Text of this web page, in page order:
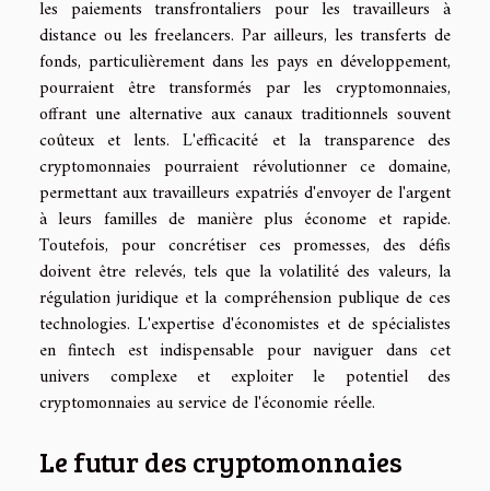
les paiements transfrontaliers pour les travailleurs à
distance ou les freelancers. Par ailleurs, les transferts de
fonds, particulièrement dans les pays en développement,
pourraient être transformés par les cryptomonnaies,
offrant une alternative aux canaux traditionnels souvent
coûteux et lents. L'efficacité et la transparence des
cryptomonnaies pourraient révolutionner ce domaine,
permettant aux travailleurs expatriés d'envoyer de l'argent
à leurs familles de manière plus économe et rapide.
Toutefois, pour concrétiser ces promesses, des défis
doivent être relevés, tels que la volatilité des valeurs, la
régulation juridique et la compréhension publique de ces
technologies. L'expertise d'économistes et de spécialistes
en fintech est indispensable pour naviguer dans cet
univers complexe et exploiter le potentiel des
cryptomonnaies au service de l'économie réelle.
Le futur des cryptomonnaies